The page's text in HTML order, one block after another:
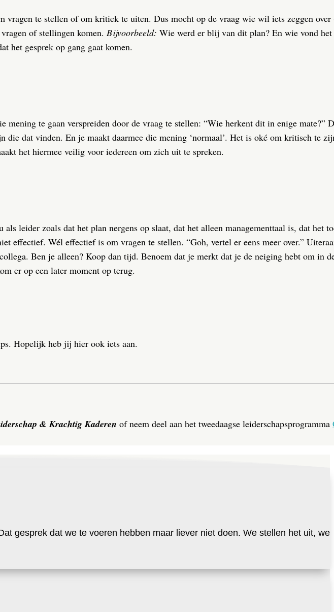
vragen te stellen of om kritiek te uiten. Dus mocht op de vraag wie wil iets zeggen
of stellingen komen. Bijvoorbeeld: Wie werd er blij van dit plan? En wie vond het
het gesprek op gang gaat komen.
te gaan verspreiden door de vraag te stellen: “Wie herkent dit in enige mate?”
die dat vinden. En je maakt daarmee die mening ‘normaal’. Het is oké om kritisch te
het hiermee veilig voor iedereen om zich uit te spreken.
leider zoals dat het plan nergens op slaat, dat het alleen managementtaal is, dat het
effectief. Wél effectief is om vragen te stellen. “Goh, vertel er eens meer over.”
Ben je alleen? Koop dan tijd. Benoem dat je merkt dat je de neiging hebt om in
er op een later moment op terug.
Hopelijk heb jij hier ook iets aan.
& Krachtig Kaderen of neem deel aan het tweedaagse leiderschapsprogramma
gesprek dat we te voeren hebben maar liever niet doen. We stellen het uit, we